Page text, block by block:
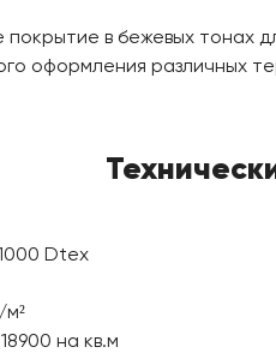
в бежевых тонах
оформления различных
Dtex
м²
18900 на кв.м